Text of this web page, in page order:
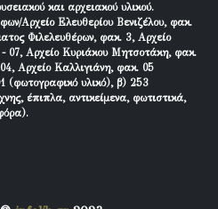
και αρχειακού υλικού.
Αρχείο Ελευθερίου Βενιζέλου, φακ.
Φιλελευθέρων, φακ. 3, Αρχείο
07, Αρχείο Κυριάκου Μητσοτάκη, φακ.
Αρχείο Καλλιγιάνη, φακ. 05
(φωτογραφικό υλικό), β) 253
έπιπλα, αντικείμενα, φωτιστικά,